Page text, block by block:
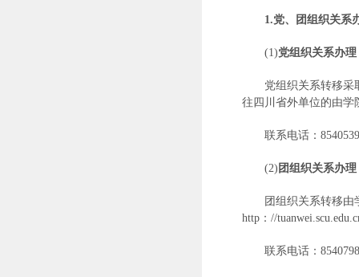
1.党、团组织关
(1)党组织关系办理
党组织关系转移采
往四川省外单位的由学
联系电话：
(2) 团组织关系办理
团组织关系转移由
http：//
联系电话：